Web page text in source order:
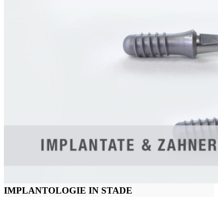
IMPLANTOLOGIE IN STADE